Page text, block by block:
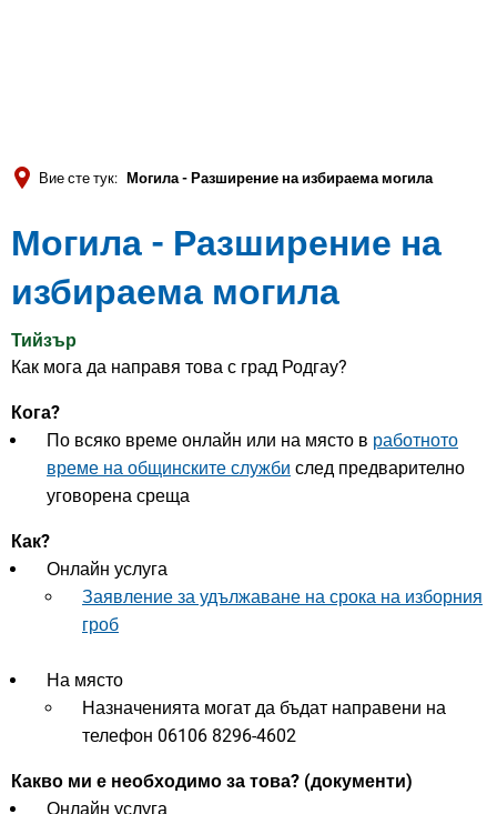
Вие сте тук: Могила - Разширение на избираема могила
Могила - Разширение на
избираема могила
Тийзър
Как мога да направя това с град Родгау?
Кога?
По всяко време онлайн или на място в работното
време на общинските служби след предварително
уговорена среща
Как?
Онлайн услуга
Заявление за удължаване на срока на изборния
гроб
На място
Назначенията могат да бъдат направени на
телефон 06106 8296-4602
Какво ми е необходимо за това? (документи)
Онлайн услуга